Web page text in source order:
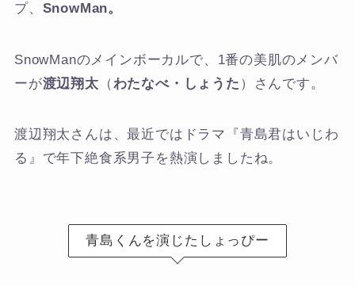
プ、 SnowMan。
SnowManのメインボーカルで、1番の美肌のメンバ
ーが渡辺翔太 （ わたなべ・しょうた ）さんです。
渡辺翔太さんは、最近ではドラマ『青島君はいじわ
る』で年下絶食系男子を熱演しましたね。
青島くんを演じたしょっぴー